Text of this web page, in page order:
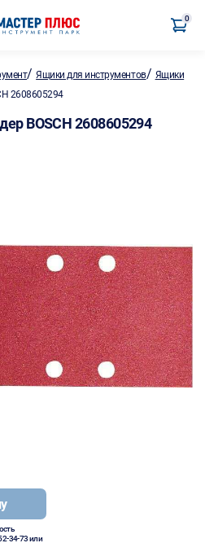
0
/Ящики для инструментов/ Ящики
2608605294
BOSCH 2608605294
34-73или